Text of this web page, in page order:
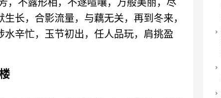
不露形相，不逐喧嚷，万般美丽，尽
长，合影流量，与藕无关，再到冬来，
辛忙，玉节初出，任人品玩，肩挑盈